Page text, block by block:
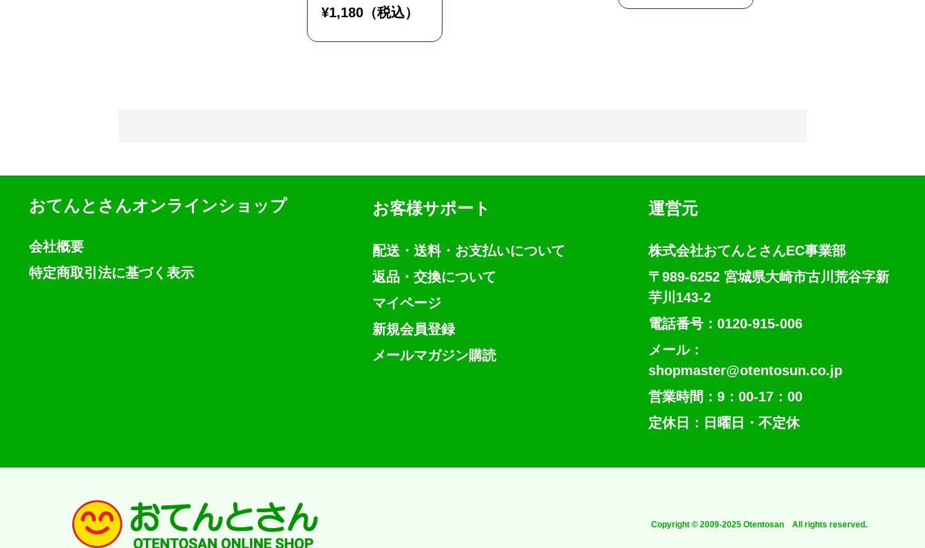
¥1,180 （税込）
おてんとさんオンラインショップ
会社概要
特定商取引法に基づく表示
お客様サポート
配送・送料・お支払いについて
返品・交換について
マイページ
新規会員登録
メールマガジン購読
運営元
株式会社おてんとさんEC事業部
〒989-6252 宮城県大崎市古川荒谷字新
芋川143-2
電話番号：0120-915-006
メール：
shopmaster@otentosun.co.jp
営業時間：9：00-17：00
定休日：日曜日・不定休
Copyright © 2009-2025 Otentosan All rights reserved.